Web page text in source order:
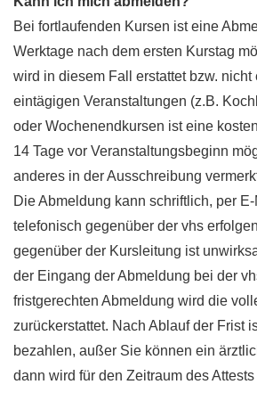
Bei fortlaufenden Kursen ist eine
Werktage nach dem ersten Kurstag
wird in diesem Fall erstattet bzw. nicht
eintägigen Veranstaltungen (z.B.
oder Wochenendkursen ist eine
14 Tage vor Veranstaltungsbeginn
anderes in der Ausschreibung
Die Abmeldung kann schriftlich, per
telefonisch gegenüber der vhs
gegenüber der Kursleitung ist
der Eingang der Abmeldung bei der
fristgerechten Abmeldung wird die
zurückerstattet. Nach Ablauf der Frist
bezahlen, außer Sie können ein
dann wird für den Zeitraum des